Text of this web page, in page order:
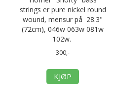
strings er pure nickel round
wound, mensur på 28.3"
(72cm), 046w 063w 081w
102w.
300,-
KJØP